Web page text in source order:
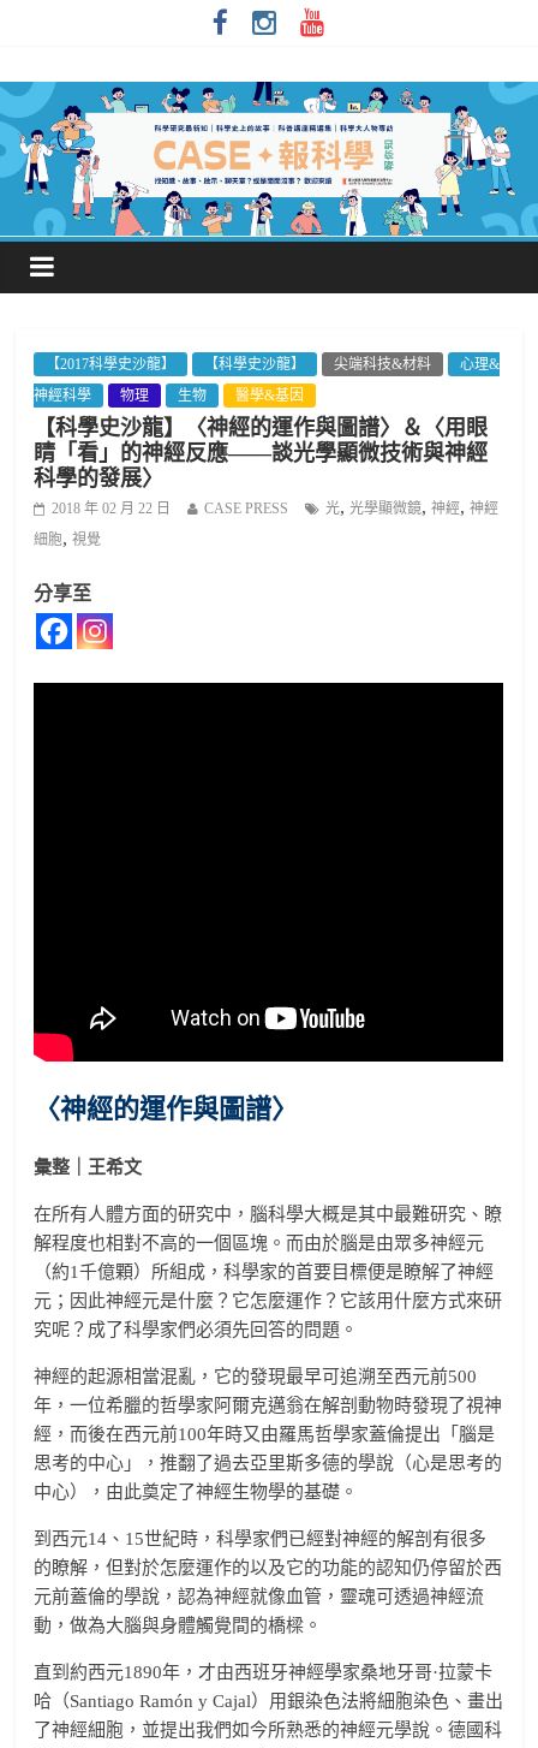
【2017科學史沙龍】 【科學史沙龍】 尖端科技&材料
心理&
神經科學
物理 生物 醫學&基因
【科學史沙龍】〈神經的運作與圖譜〉＆〈用眼
睛「看」的神經反應——談光學顯微技術與神經
科學的發展〉
2018 年 02 月 22 日 CASE PRESS 光,光學顯微鏡,神經,神經
細胞,視覺
分享至
〈神經的運作與圖譜〉
彙整｜王希文
在所有人體方面的研究中，腦科學大概是其中最難研究、瞭
解程度也相對不高的一個區塊。而由於腦是由眾多神經元
（約1千億顆）所組成，科學家的首要目標便是瞭解了神經
元；因此神經元是什麼？它怎麼運作？它該用什麼方式來研
究呢？成了科學家們必須先回答的問題。
神經的起源相當混亂，它的發現最早可追溯至西元前500
年，一位希臘的哲學家阿爾克邁翁在解剖動物時發現了視神
經，而後在西元前100年時又由羅馬哲學家蓋倫提出「腦是
思考的中心」，推翻了過去亞里斯多德的學說（心是思考的
中心），由此奠定了神經生物學的基礎。
到西元14、15世紀時，科學家們已經對神經的解剖有很多
的瞭解，但對於怎麼運作的以及它的功能的認知仍停留於西
元前蓋倫的學說，認為神經就像血管，靈魂可透過神經流
動，做為大腦與身體觸覺間的橋樑。
直到約西元1890年，才由西班牙神經學家桑地牙哥·拉蒙卡
哈（Santiago Ramón y Cajal）用銀染色法將細胞染色、畫出
了神經細胞，並提出我們如今所熟悉的神經元學說。德國科